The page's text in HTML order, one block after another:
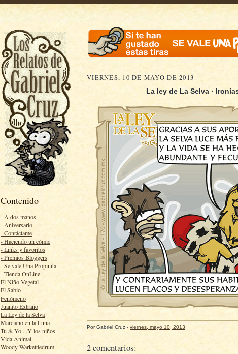
Contenido
- A dos manos
- Aniversario
- Contáctame
- Haciendo un cómic
- Links y favoritos
- Premios Bloggers
- Se vale Una Propinita
- Tienda OnLine
El Niño Vegetal
El Sabio
Fenómeno
Juanito Extraño
La Ley de la Selva
Marciano en la Luna
Tu & Yo ...Y los niños
Vida Animal
Woody Warkettledrum
VIERNES, 10 DE MAYO DE 2013
La ley de La Selva ·
PorGabriel Cruz - viernes, mayo 10, 2013
2 comentarios: